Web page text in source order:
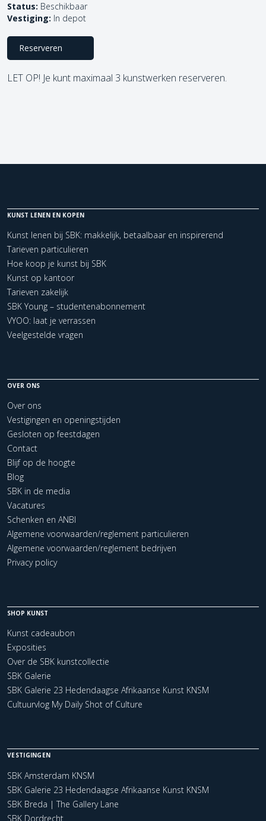
Status: Beschikbaar
Vestiging: In depot
Reserveren
LET OP! Je kunt maximaal 3 kunstwerken reserveren.
KUNST LENEN EN KOPEN
Kunst lenen bij SBK: makkelijk, betaalbaar en inspirerend
Tarieven particulieren
Hoe koop je kunst bij SBK
Kunst op kantoor
Tarieven zakelijk
SBK Young – studentenabonnement
VYOO: laat je verrassen
Veelgestelde vragen
OVER ONS
Over ons
Vestigingen en openingstijden
Gesloten op feestdagen
Contact
Blijf op de hoogte
Blog
SBK in de media
Vacatures
Schenken en ANBI
Algemene voorwaarden/reglement particulieren
Algemene voorwaarden/reglement bedrijven
Privacy policy
SHOP KUNST
Kunst cadeaubon
Exposities
Over de SBK kunstcollectie
SBK Galerie
SBK Galerie 23 Hedendaagse Afrikaanse Kunst KNSM
Cultuurvlog My Daily Shot of Culture
VESTIGINGEN
SBK Amsterdam KNSM
SBK Galerie 23 Hedendaagse Afrikaanse Kunst KNSM
SBK Breda | The Gallery Lane
SBK Dordrecht